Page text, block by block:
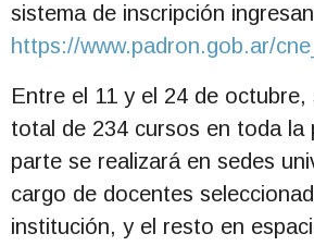
sistema de inscripción
https://www.padron.gob.ar/
Entre el 11 y el 24 de octubre,
total de 234 cursos en toda la
parte se realizará en sedes
cargo de docentes
institución, y el resto en